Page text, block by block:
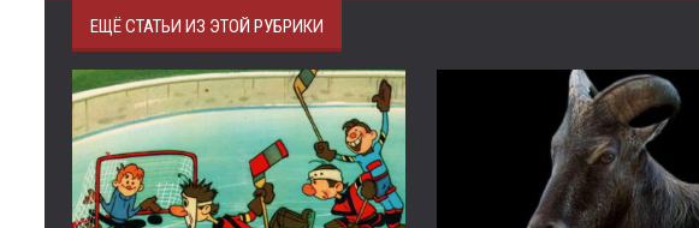
ЕЩЁ СТАТЬИ ИЗ ЭТОЙ РУБРИКИ